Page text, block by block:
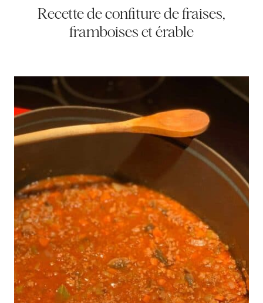
Recette de confiture de fraises,
framboises et érable